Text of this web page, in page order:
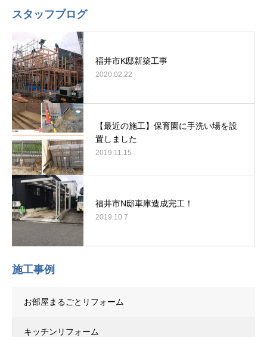
スタッフブログ
福井市K邸新築工事
2020.02.22
【最近の施工】保育園に手洗い場を設
置しました
2019.11.15
福井市N邸車庫造成完工！
2019.10.7
施工事例
お部屋まるごとリフォーム
キッチンリフォーム